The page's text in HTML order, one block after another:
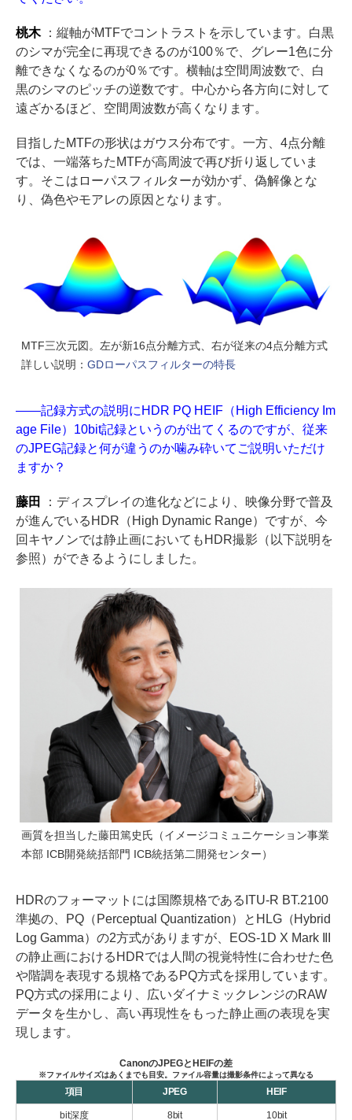
桃木 ：縦軸がMTFでコントラストを示しています。白黒
のシマが完全に再現できるのが100％で、グレー1色に分
離できなくなるのが0％です。横軸は空間周波数で、白
黒のシマのピッチの逆数です。中心から各方向に対して
遠ざかるほど、空間周波数が高くなります。
目指したMTFの形状はガウス分布です。一方、4点分離
では、一端落ちたMTFが高周波で再び折り返していま
す。そこはローパスフィルターが効かず、偽解像とな
り、偽色やモアレの原因となります。
MTF三次元図。左が新16点分離方式、右が従来の4点分離方式
詳しい説明： GDローパスフィルターの特長
――記録方式の説明にHDR PQ HEIF（High Efficiency Im
age File）10bit記録というのが出てくるのですが、従来
のJPEG記録と何が違うのか噛み砕いてご説明いただけ
ますか？
藤田
：ディスプレイの進化などにより、映像分野で普及
が進んでいるHDR（High Dynamic Range）ですが、今
回キヤノンでは静止画においてもHDR撮影（以下説明を
参照）ができるようにしました。
画質を担当した藤田篤史氏（イメージコミュニケーション事業
本部 ICB開発統括部門 ICB統括第二開発センター）
HDRのフォーマットには国際規格であるITU-R BT.2100
準拠の、PQ（Perceptual Quantization）とHLG（Hybrid
Log Gamma）の2方式がありますが、EOS-1D X Mark III
の静止画におけるHDRでは人間の視覚特性に合わせた色
や階調を表現する規格であるPQ方式を採用しています。
PQ方式の採用により、広いダイナミックレンジのRAW
データを生かし、高い再現性をもった静止画の表現を実
現します。
CanonのJPEGとHEIFの差
※ファイルサイズはあくまでも目安。ファイル容量は撮影条件によって異なる
項目 JPEG HEIF
bit深度 8bit 10bit